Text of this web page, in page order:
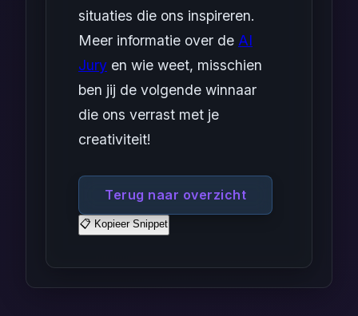
situaties die ons inspireren.
Meer informatie over de AI
Jury en wie weet, misschien
ben jij de volgende winnaar
die ons verrast met je
creativiteit!
Terug naar overzicht
📋 Kopieer Snippet